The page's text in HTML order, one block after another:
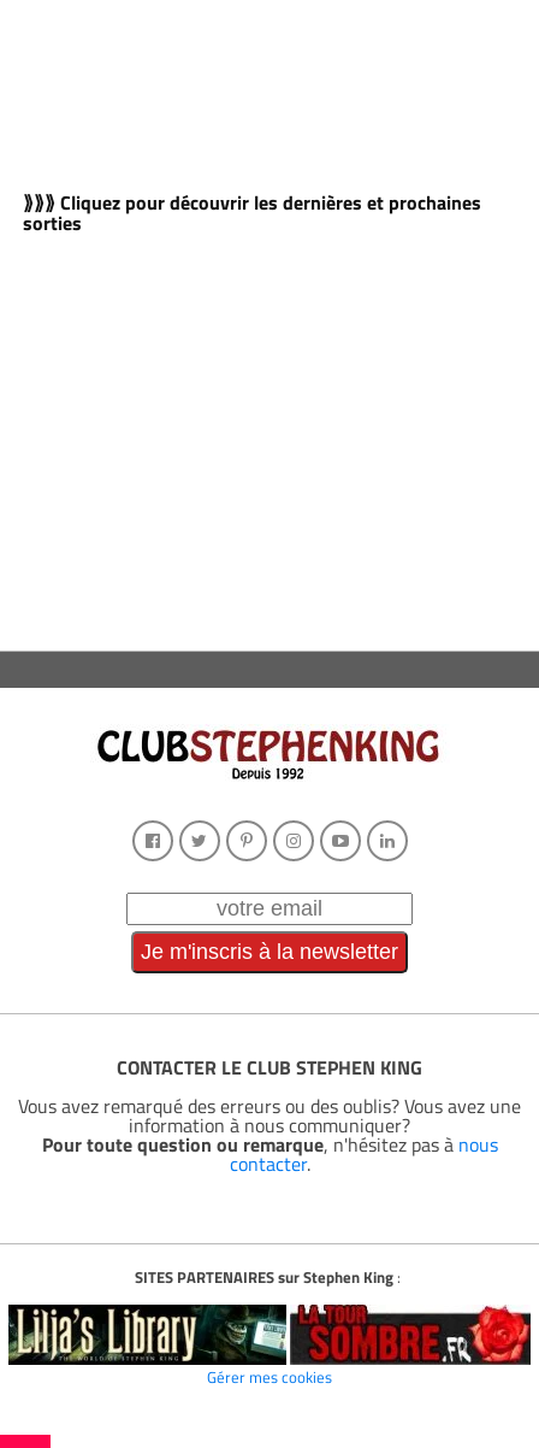
⟫⟫⟫ Cliquez pour découvrir les dernières et prochaines
sorties
CONTACTER LE CLUB STEPHEN KING
Vous avez remarqué des erreurs ou des oublis? Vous avez une
information à nous communiquer?
Pour toute question ou remarque, n'hésitez pas à nous
contacter.
SITES PARTENAIRES sur Stephen King:
Gérer mes cookies